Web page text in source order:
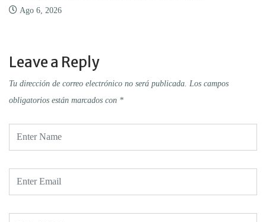
Ago 6, 2026
Leave a Reply
Tu dirección de correo electrónico no será publicada. Los campos
obligatorios están marcados con *